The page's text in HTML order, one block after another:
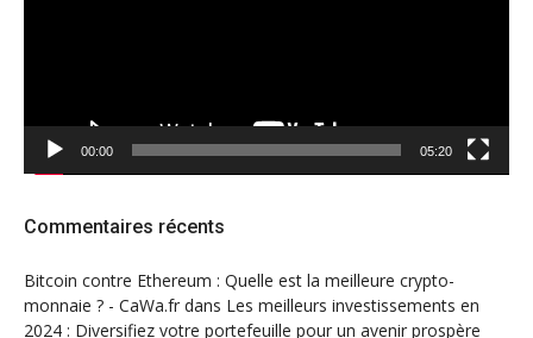
00:00 05:20
Commentaires récents
Bitcoin contre Ethereum : Quelle est la meilleure crypto-
monnaie ? - CaWa.fr dans Les meilleurs investissements en
2024 : Diversifiez votre portefeuille pour un avenir prospère